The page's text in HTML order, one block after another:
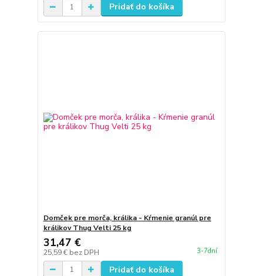
Pridať do košíka
Domček pre morča, králika - Kŕmenie granúl pre
králikov Thug Velti 25 kg
31,47 €
25,59 € bez DPH 3-7dní
Pridať do košíka